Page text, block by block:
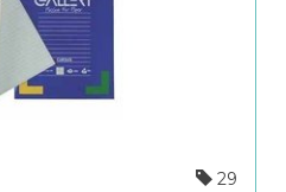
29